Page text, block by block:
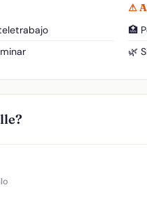
⚠
🏥
🌿